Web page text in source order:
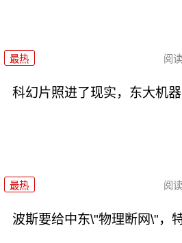
最热 阅读
科幻片照进了现实，东大机器
最热 阅读
波斯要给中东\"物理断网\"，